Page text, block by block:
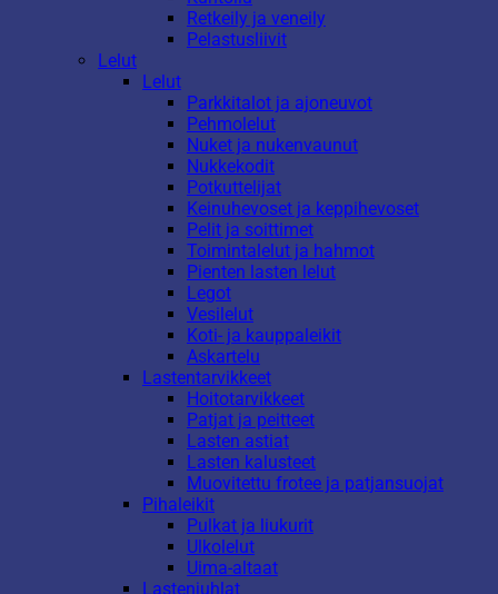
Retkeily ja veneily
Pelastusliivit
Lelut
Lelut
Parkkitalot ja ajoneuvot
Pehmolelut
Nuket ja nukenvaunut
Nukkekodit
Potkuttelijat
Keinuhevoset ja keppihevoset
Pelit ja soittimet
Toimintalelut ja hahmot
Pienten lasten lelut
Legot
Vesilelut
Koti- ja kauppaleikit
Askartelu
Lastentarvikkeet
Hoitotarvikkeet
Patjat ja peitteet
Lasten astiat
Lasten kalusteet
Muovitettu frotee ja patjansuojat
Pihaleikit
Pulkat ja liukurit
Ulkolelut
Uima-altaat
Lastenjuhlat